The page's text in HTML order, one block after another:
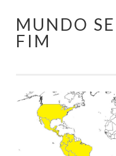
Pular
para
MUNDO
FIM